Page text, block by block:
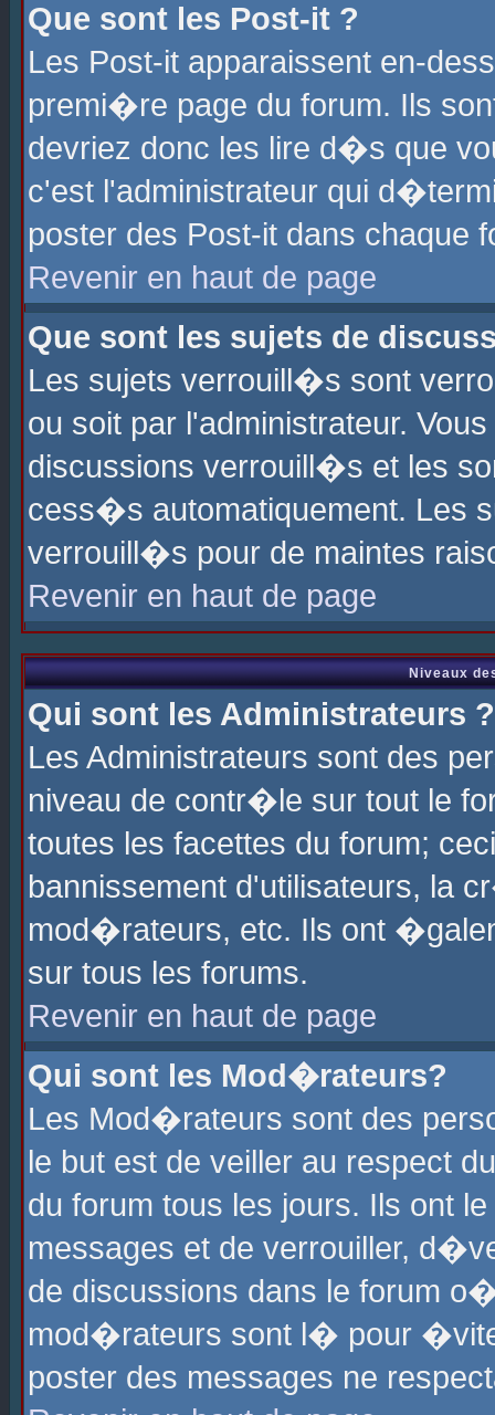
Que sont les Post-it ?
Les Post-it apparaissent en-
premi�re page du forum. Ils
devriez donc les lire d�s que
c'est l'administrateur qui
poster des Post-it dans chaque
Revenir en haut de page
Que sont les sujets de
Les sujets verrouill�s sont
ou soit par l'administrateur.
discussions verrouill�s et les
cess�s automatiquement. Les
verrouill�s pour de maintes
Revenir en haut de page
Niveaux
Qui sont les Administrateurs ?
Les Administrateurs sont des
niveau de contr�le sur tout le
toutes les facettes du forum;
bannissement d'utilisateurs, la
mod�rateurs, etc. Ils ont
sur tous les forums.
Revenir en haut de page
Qui sont les Mod�rateurs?
Les Mod�rateurs sont des
le but est de veiller au respect
du forum tous les jours. Ils ont
messages et de verrouiller,
de discussions dans le forum
mod�rateurs sont l� pour
poster des messages ne